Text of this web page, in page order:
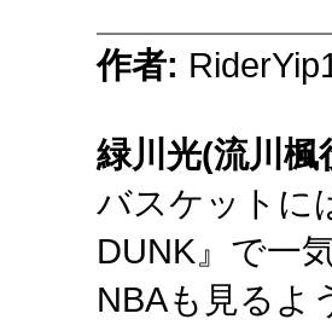
作者:
緑川光(流川楓
バスケットに
DUNK』で一
NBAも見るよ